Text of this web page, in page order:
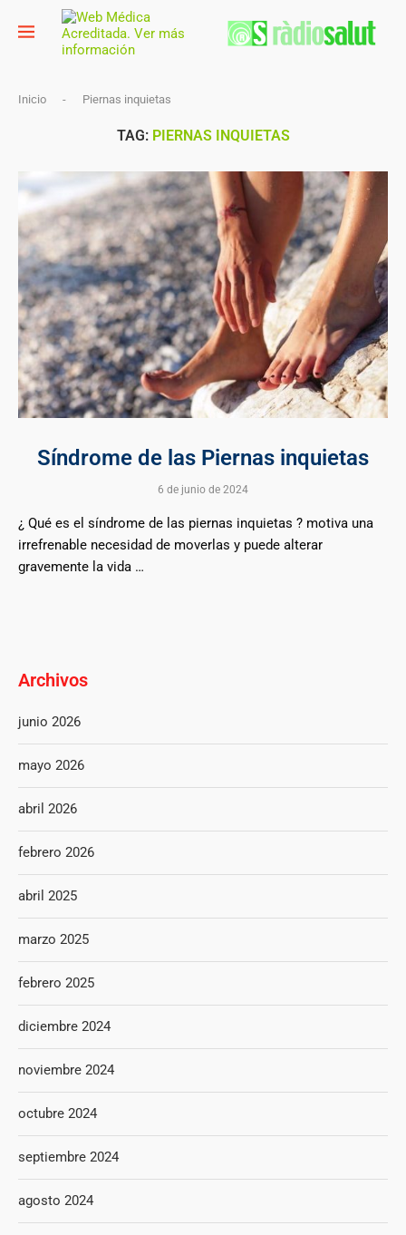
Inicio - Piernas inquietas
TAG: PIERNAS INQUIETAS
Síndrome de las Piernas inquietas
6 de junio de 2024
¿ Qué es el síndrome de las piernas inquietas ? motiva una
irrefrenable necesidad de moverlas y puede alterar
gravemente la vida …
Archivos
junio 2026
mayo 2026
abril 2026
febrero 2026
abril 2025
marzo 2025
febrero 2025
diciembre 2024
noviembre 2024
octubre 2024
septiembre 2024
agosto 2024